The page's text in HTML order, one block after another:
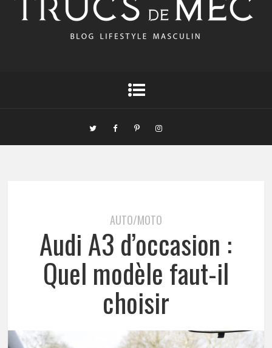
AUTO/MOTO
Audi A3 d’occasion :
Quel modèle faut-il
choisir